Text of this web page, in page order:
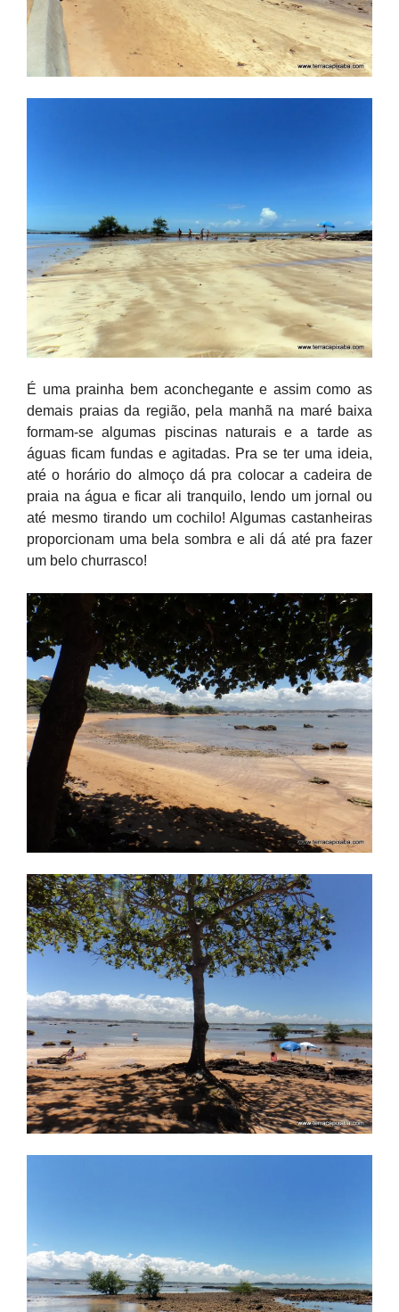
É uma prainha bem aconchegante e assim como as
demais praias da região, pela manhã na maré baixa
formam-se algumas piscinas naturais e a tarde as
águas ficam fundas e agitadas. Pra se ter uma ideia,
até o horário do almoço dá pra colocar a cadeira de
praia na água e ficar ali tranquilo, lendo um jornal ou
até mesmo tirando um cochilo! Algumas castanheiras
proporcionam uma bela sombra e ali dá até pra fazer
um belo churrasco!